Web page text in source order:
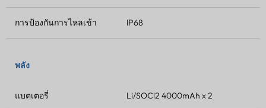
การป้องกันการไหลเข้า IP68
พลัง
แบตเตอรี่ Li/SOCl2 4000mAh x 2